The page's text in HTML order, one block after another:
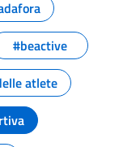
#beactive
atlete